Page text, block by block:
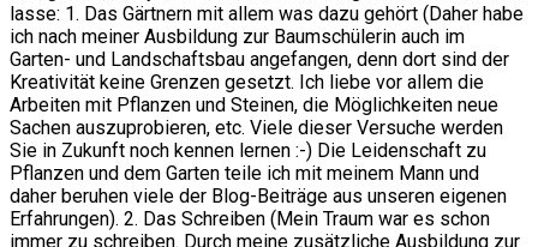
lasse: 1. Das Gärtnern mit allem was dazu gehört (Daher habe
ich nach meiner Ausbildung zur Baumschülerin auch im
Garten- und Landschaftsbau angefangen, denn dort sind der
Kreativität keine Grenzen gesetzt. Ich liebe vor allem die
Arbeiten mit Pflanzen und Steinen, die Möglichkeiten neue
Sachen auszuprobieren, etc. Viele dieser Versuche werden
Sie in Zukunft noch kennen lernen :-) Die Leidenschaft zu
Pflanzen und dem Garten teile ich mit meinem Mann und
daher beruhen viele der Blog-Beiträge aus unseren eigenen
Erfahrungen). 2. Das Schreiben (Mein Traum war es schon
immer zu schreiben. Durch meine zusätzliche Ausbildung zur